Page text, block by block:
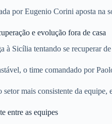
por Eugenio Corini aposta na
e evolução fora de casa
à Sicília tentando se recuperar
o time comandado por
setor mais consistente da
entre as equipes